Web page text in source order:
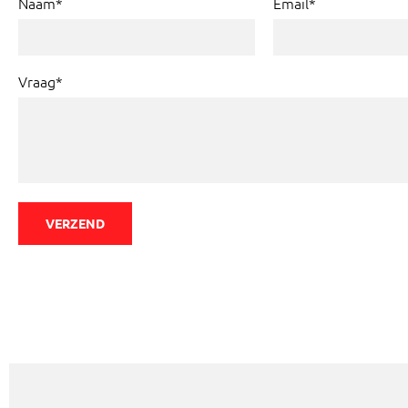
Vraag*
VERZEND